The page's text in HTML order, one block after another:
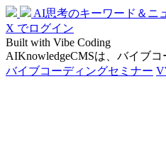
AI思考のキーワード＆ニ
X でログイン
Built with Vibe Coding
AIKnowledgeCMSは、バイブ
バイブコーディングセミナー